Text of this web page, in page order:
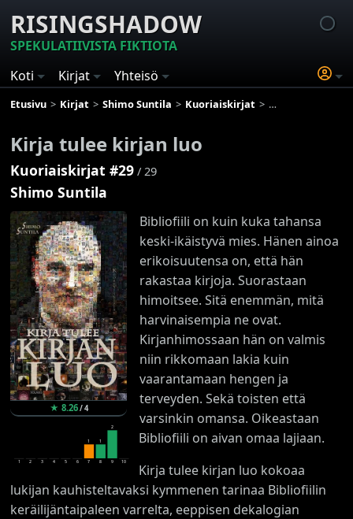
RISINGSHADOW
SPEKULATIIVISTA FIKTIOTA
Koti
Kirjat Yhteisö
Etusivu Kirjat Shimo Suntila Kuoriaiskirjat Kirja tulee kirjan
Kirja tulee kirjan luo
Kuoriaiskirjat #29 / 29
Shimo Suntila
★ 8.26/4
1 2 3 4 5 6
1
7
1
8
2
9 10
Bibliofiili on kuin kuka tahansa
keski-ikäistyvä mies. Hänen ainoa
erikoisuutensa on, että hän
rakastaa kirjoja. Suorastaan
himoitsee. Sitä enemmän, mitä
harvinaisempia ne ovat.
Kirjanhimossaan hän on valmis
niin rikkomaan lakia kuin
vaarantamaan hengen ja
terveyden. Sekä toisten että
varsinkin omansa. Oikeastaan
Bibliofiili on aivan omaa lajiaan.
Kirja tulee kirjan luo kokoaa
lukijan kauhisteltavaksi kymmenen tarinaa Bibliofiilin
keräilijäntaipaleen varrelta, eeppisen dekalogian